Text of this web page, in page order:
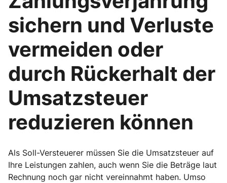
sichern und Verluste
vermeiden oder
durch Rückerhalt der
Umsatzsteuer
reduzieren können
Als Soll-Versteuerer müssen Sie die Umsatzsteuer auf
Ihre Leistungen zahlen, auch wenn Sie die Beträge laut
Rechnung noch gar nicht vereinnahmt haben. Umso